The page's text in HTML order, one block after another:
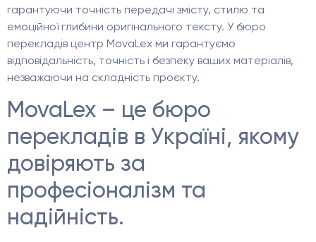
гарантуючи точність передачі змісту, стилю та
емоційної глибини оригінального тексту. У бюро
перекладів центр MovaLex ми гарантуємо
відповідальність, точність і безпеку ваших матеріалів,
незважаючи на складність проєкту.
MovaLex – це бюро
перекладів в Україні, якому
довіряють за
професіоналізм та
надійність.